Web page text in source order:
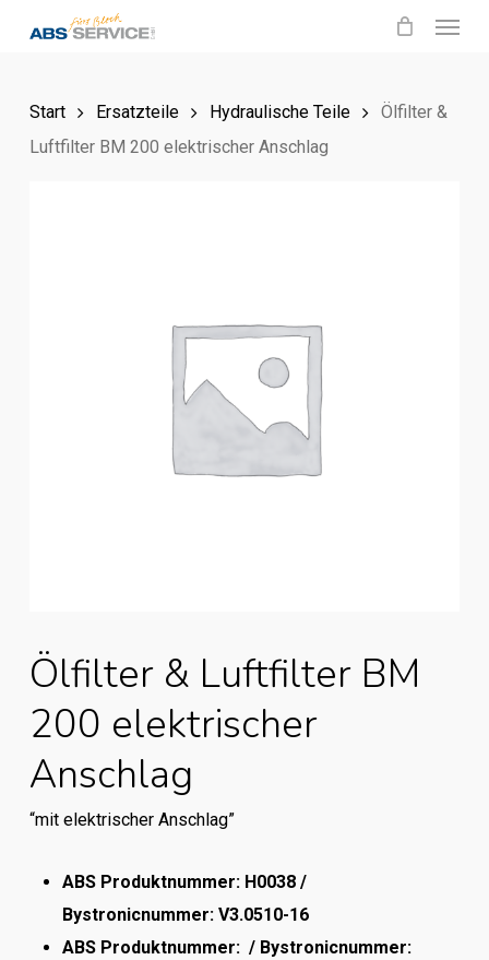
content
Start Ersatzteile Hydraulische Teile
Ölfilter &
Luftfilter BM 200 elektrischer Anschlag
Ölfilter & Luftfilter BM
200 elektrischer
Anschlag
“mit elektrischer Anschlag”
ABS Produktnummer: H0038 /
Bystronicnummer: V3.0510-16
ABS Produktnummer: / Bystronicnummer: